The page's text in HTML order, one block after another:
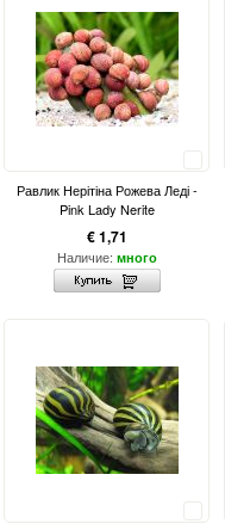
Равлик Нерітіна Рожева Леді -
Pink Lady Nerite
€ 1,71
Наличие: много